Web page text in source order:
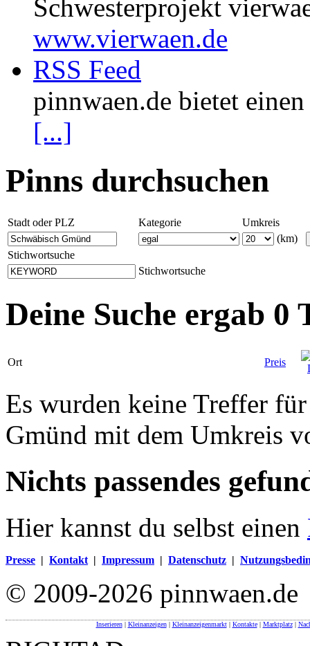
Schwesterprojekt
www.vierwaen.de
RSS Feed
pinnwaen.de bietet
[...]
Pinns durchsuchen
Stadt oder PLZ Kategorie
Umkreis
(km)
Stichwortsuche
Stichwortsuche
Deine Suche ergab 0
Ort Preis
Es wurden keine Treffer
Gmünd mit dem Umkreis
Nichts passendes
Hier kannst du selbst einen
Presse | Kontakt | Impressum | Datenschutz |
© 2009-2026 pinnwaen.de
Inserieren| Kleinanzeigen| Kleinanzeigenmarkt| Kontakte| Marktplatz|